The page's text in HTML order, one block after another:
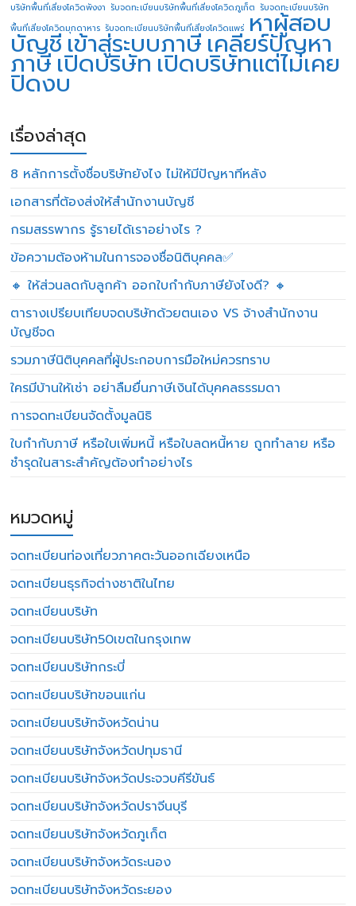
บริษัทพื้นที่เสี่ยงโควิดพังงา รับจดทะเบียนบริษัทพื้นที่เสี่ยงโควิดภูเก็ต รับจดทะเบียนบริษัท
พื้นที่เสี่ยงโควิดมุกดาหาร รับจดทะเบียนบริษัทพื้นที่เสี่ยงโควิดแพร่ หาผู้สอบ
บัญชี เข้าสู่ระบบภาษี เคลียร์ปัญหา
ภาษีเปิดบริษัทเปิดบริษัทแต่ไม่เคย
ปิดงบ
เรื่องล่าสุด
8 หลักการตั้งชื่อบริษัทยังไง ไม่ให้มีปัญหาทีหลัง
เอกสารที่ต้องส่งให้สำนักงานบัญชี
กรมสรรพากร รู้รายได้เราอย่างไร ?
ข้อความต้องห้ามในการจองชื่อนิติบุคคล✅
🔸 ให้ส่วนลดกับลูกค้า ออกใบกำกับภาษียังไงดี? 🔸
ตารางเปรียบเทียบจดบริษัทด้วยตนเอง VS จ้างสำนักงาน
บัญชีจด
รวมภาษีนิติบุคคลที่ผู้ประกอบการมือใหม่ควรทราบ
ใครมีบ้านให้เช่า อย่าลืมยื่นภาษีเงินได้บุคคลธรรมดา
การจดทะเบียนจัดตั้งมูลนิธิ
ใบกำกับภาษี หรือใบเพิ่มหนี้ หรือใบลดหนี้หาย ถูกทำลาย หรือ
ชำรุดในสาระสำคัญต้องทำอย่างไร
หมวดหมู่
จดทะเบียนท่องเที่ยวภาคตะวันออกเฉียงเหนือ
จดทะเบียนธุรกิจต่างชาติในไทย
จดทะเบียนบริษัท
จดทะเบียนบริษัท50เขตในกรุงเทพ
จดทะเบียนบริษัทกระบี่
จดทะเบียนบริษัทขอนแก่น
จดทะเบียนบริษัทจังหวัดน่าน
จดทะเบียนบริษัทจังหวัดปทุมธานี
จดทะเบียนบริษัทจังหวัดประจวบคีรีขันธ์
จดทะเบียนบริษัทจังหวัดปราจีนบุรี
จดทะเบียนบริษัทจังหวัดภูเก็ต
จดทะเบียนบริษัทจังหวัดระนอง
จดทะเบียนบริษัทจังหวัดระยอง